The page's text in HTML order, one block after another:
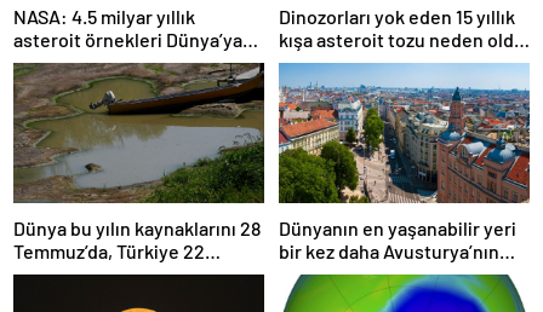
NASA: 4.5 milyar yıllık
asteroit örnekleri Dünya’ya
getirildi; yaşamın
başlangıcına ışık tutabilir
Dinozorları yok eden 15 yıllık
kışa asteroit tozu neden oldu
| Araştırma
Dünya bu yılın kaynaklarını 28
Temmuz’da, Türkiye 22
Haziran’da tüketti
Dünyanın en yaşanabilir yeri
bir kez daha Avusturya’nın
başkenti Viyana oldu